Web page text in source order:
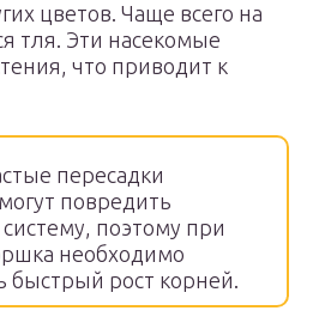
цветов. Чаще всего на
тля. Эти насекомые
что приводит к
пересадки
повредить
поэтому при
необходимо
быстрый рост корней.